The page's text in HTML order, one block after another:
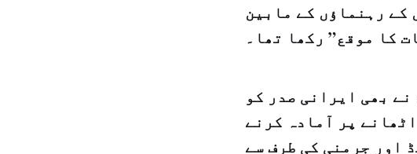
کے رہنماؤں کے مابین
کا موقع” رکھا تھا۔
بھی ایرانی صدر کو
پر آمادہ کرنے
اور جرمنی کی طرف سے